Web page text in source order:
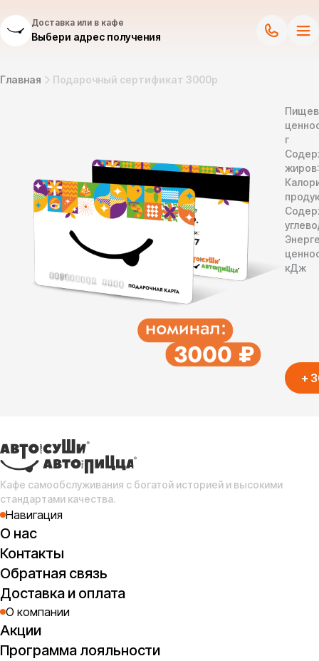
Доставка или в кафе
Выбери адрес получения
Главная Подарочный сертификат 3000р
г
кДж
+
Кафе самообслуживания с богатой историей и высокими
стандартами качества.
Навигация
О нас
Контакты
Обратная связь
Доставка и оплата
О компании
Акции
Программа лояльности